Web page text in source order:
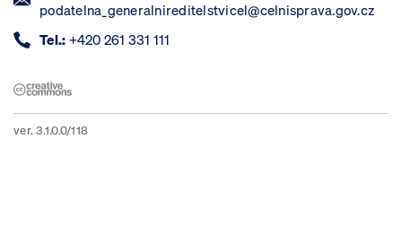
podatelna_generalnireditelstvicel@celnisprava.gov.cz
Tel.: +420 261 331 111
ver. 3.1.0.0/118